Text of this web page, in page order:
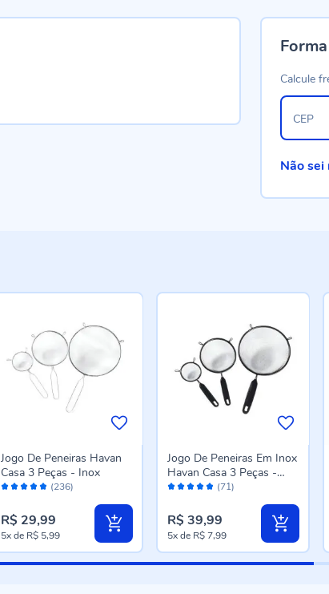
Calcule
CEP
Não sei
Avaliação: (236)
Jogo De Peneiras Havan
Casa 3 Peças - Inox
R$ 29,99
5xde R$ 5,99
Avaliação: (71)
Jogo De Peneiras Em Inox
Havan Casa 3 Peças -
Preto
R$ 39,99
5xde R$ 7,99